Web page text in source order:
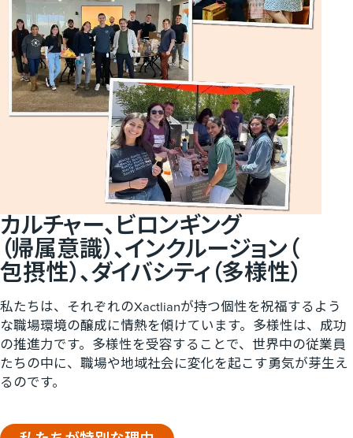
カルチャー、​ビロンギング​
（帰属意識）、​インクルージョン​（​
包摂性）、​ダイバシティ​（​多様性）
私たちは、それぞれのXactlianが持つ個性を祝福するよう
な職場環境の醸成に情熱を傾けています。多様性は、成功
の推進力です。多様性を受容することで、世界中の従業員
たちの中に、職場や地域社会に変化を起こす勇気が芽生え
るのです。